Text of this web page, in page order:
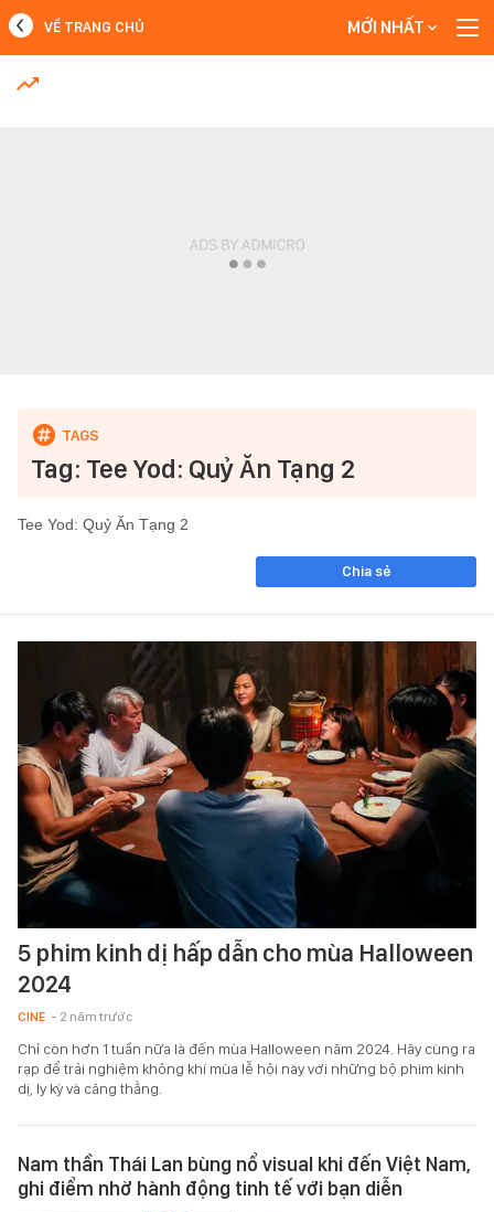
MỚI NHẤT
VỀ TRANG CHỦ MỚI NHẤT
Tag: Tee Yod: Quỷ Ăn Tạng 2
Tee Yod: Quỷ Ăn Tạng 2
Chia sẻ
5 phim kinh dị hấp dẫn cho mùa Halloween
2024
CINE - 2 năm trước
Chỉ còn hơn 1 tuần nữa là đến mùa Halloween năm 2024. Hãy cùng ra
rạp để trải nghiệm không khí mùa lễ hội này với những bộ phim kinh
dị, ly kỳ và căng thẳng.
Nam thần Thái Lan bùng nổ visual khi đến Việt Nam,
ghi điểm nhờ hành động tinh tế với bạn diễn